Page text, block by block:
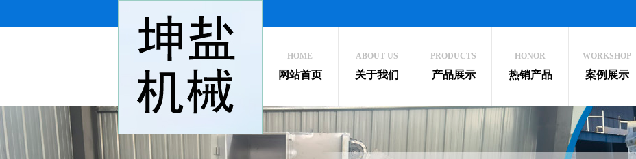
HOME
网站首页
ABOUT US
关于我们
PRODUCTS
产品展示
HONOR
热销产品
WORKSHOP
案例展示